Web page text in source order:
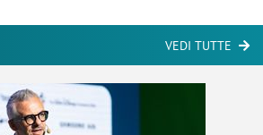
VEDI TUTTE